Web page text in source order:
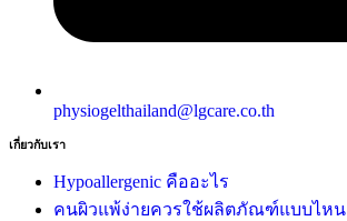
physiogelthailand@lgcare.co.th
เกี่ยวกับเรา
Hypoallergenic คืออะไร
คนผิวแพ้ง่ายควรใช้ผลิตภัณฑ์แบบไหน